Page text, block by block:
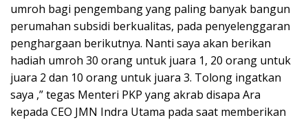
umroh bagi pengembang yang paling banyak bangun
perumahan subsidi berkualitas, pada penyelenggaran
penghargaan berikutnya. Nanti saya akan berikan
hadiah umroh 30 orang untuk juara 1, 20 orang untuk
juara 2 dan 10 orang untuk juara 3. Tolong ingatkan
saya ,” tegas Menteri PKP yang akrab disapa Ara
kepada CEO JMN Indra Utama pada saat memberikan